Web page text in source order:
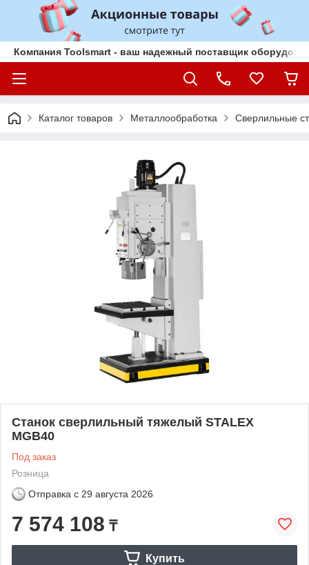
Компания Toolsmart - ваш надежный поставщик
Каталог товаров Металлообработка Сверлильные
Станок сверлильный тяжелый STALEX
MGB40
Под заказ
Розница
Отправка с 29 августа 2026
7 574 108 ₸
Купить